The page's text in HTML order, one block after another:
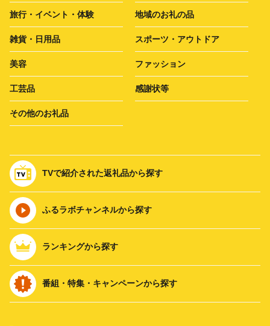
旅行・イベント・体験 地域のお礼の品
雑貨・日用品 スポーツ・アウトドア
美容 ファッション
工芸品 感謝状等
その他のお礼品
TVで紹介された返礼品から探す
ふるラボチャンネルから探す
ランキングから探す
番組・特集・キャンペーンから探す